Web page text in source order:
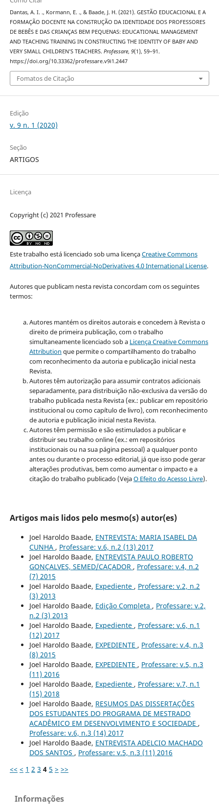
Dantas, A. I. ., Kormann, E. ., & Baade, J. H. (2021). GESTÃO EDUCACIONAL E A
FORMAÇÃO DOCENTE NA CONSTRUÇÃO DA IDENTIDADE DOS PROFESSORES
DE BEBÊS E DAS CRIANÇAS BEM PEQUENAS: EDUCATIONAL MANAGEMENT
AND TEACHING TRAINING IN CONSTRUCTING THE IDENTITY OF BABY AND
VERY SMALL CHILDREN’S TEACHERS. Professare, 9(1), 59–91.
https://doi.org/10.33362/professare.v9i1.2447
Fomatos de Citação
Edição
v. 9 n. 1 (2020)
Seção
ARTIGOS
Licença
Copyright (c) 2021 Professare
Este trabalho está licenciado sob uma licençaCreative Commons
Attribution-NonCommercial-NoDerivatives 4.0 International License.
Autores que publicam nesta revista concordam com os seguintes
termos:
Autores mantém os direitos autorais e concedem à Revista o
direito de primeira publicação, com o trabalho
simultaneamente licenciado sob a Licença Creative Commons
Attribution que permite o compartilhamento do trabalho
com reconhecimento da autoria e publicação inicial nesta
Revista.
Autores têm autorização para assumir contratos adicionais
separadamente, para distribuição não-exclusiva da versão do
trabalho publicada nesta Revista (ex.: publicar em repositório
institucional ou como capítulo de livro), com reconhecimento
de autoria e publicação inicial nesta Revista.
Autores têm permissão e são estimulados a publicar e
distribuir seu trabalho online (ex.: em repositórios
institucionais ou na sua página pessoal) a qualquer ponto
antes ou durante o processo editorial, já que isso pode gerar
alterações produtivas, bem como aumentar o impacto e a
citação do trabalho publicado (VejaO Efeito do Acesso Livre).
Artigos mais lidos pelo mesmo(s) autor(es)
Joel Haroldo Baade, ENTREVISTA: MARIA ISABEL DA
CUNHA , Professare: v.6, n.2 (13) 2017
Joel Haroldo Baade, ENTREVISTA PAULO ROBERTO
GONÇALVES, SEMED/CAÇADOR , Professare: v.4, n.2
(7) 2015
Joel Haroldo Baade, Expediente , Professare: v.2, n.2
(3) 2013
Joel Haroldo Baade, Edição Completa , Professare: v.2,
n.2 (3) 2013
Joel Haroldo Baade, Expediente , Professare: v.6, n.1
(12) 2017
Joel Haroldo Baade, EXPEDIENTE , Professare: v.4, n.3
(8) 2015
Joel Haroldo Baade, EXPEDIENTE , Professare: v.5, n.3
(11) 2016
Joel Haroldo Baade, Expediente , Professare: v.7, n.1
(15) 2018
Joel Haroldo Baade, RESUMOS DAS DISSERTAÇÕES
DOS ESTUDANTES DO PROGRAMA DE MESTRADO
ACADÊMICO EM DESENVOLVIMENTO E SOCIEDADE ,
Professare: v.6, n.3 (14) 2017
Joel Haroldo Baade, ENTREVISTA ADELCIO MACHADO
DOS SANTOS , Professare: v.5, n.3 (11) 2016
<< < 1 2 3 4 5 > >>
Informações